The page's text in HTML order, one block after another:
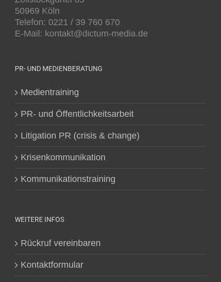
50969 Köln
Telefon: 0221 / 39 760 670
E-Mail: kontakt@dictum-media.de
PR- UND MEDIENBERATUNG
Medientraining
PR- und Öffentlichkeitsarbeit
Litigation PR (crisis & change)
Krisenkommunikation
Kommunikationstraining
WEITERE INFOS
Rückruf vereinbaren
Kontaktformular